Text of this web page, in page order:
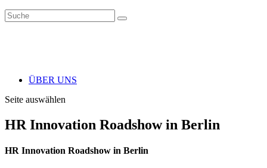
ÜBER UNS
Seite auswählen
HR Innovation Roadshow in Berlin
HR Innovation Roadshow in Berlin